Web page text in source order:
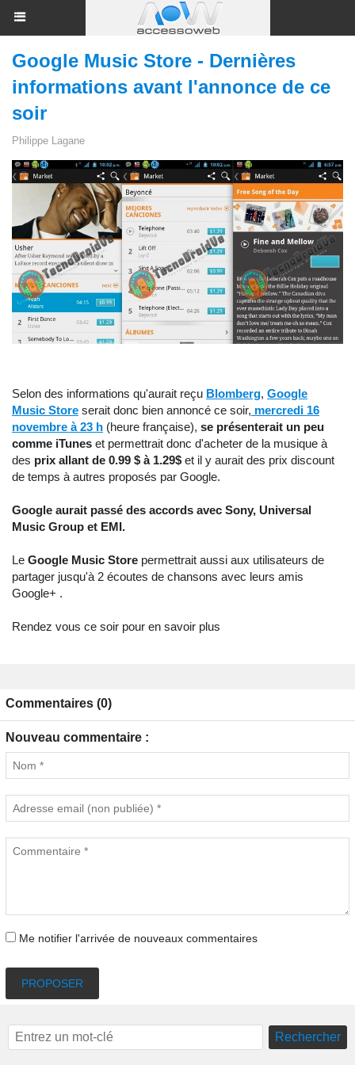
Google Music Store - Dernières
informations avant l'annonce de ce
soir
Philippe Lagane
Selon des informations qu'aurait reçu Blomberg, Google
Music Store serait donc bien annoncé ce soir, mercredi 16
novembre à 23 h (heure française), se présenterait un peu
comme iTunes et permettrait donc d'acheter de la musique à
des prix allant de 0.99 $ à 1.29$ et il y aurait des prix discount
de temps à autres proposés par Google.
Google aurait passé des accords avec Sony, Universal
Music Group et EMI.
Le Google Music Store permettrait aussi aux utilisateurs de
partager jusqu'à 2 écoutes de chansons avec leurs amis
Google+ .
Rendez vous ce soir pour en savoir plus
Commentaires (0)
Nouveau commentaire :
Me notifier l'arrivée de nouveaux commentaires
PROPOSER
Rechercher